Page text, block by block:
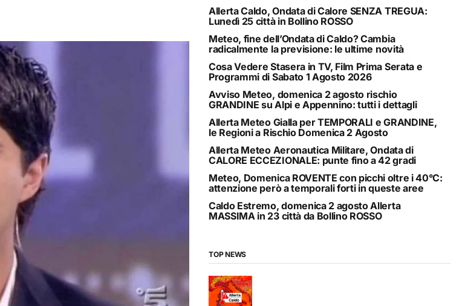
Allerta Caldo, Ondata di Calore SENZA TREGUA:
Lunedì 25 città in Bollino ROSSO
Meteo, fine dell’Ondata di Caldo? Cambia
radicalmente la previsione: le ultime novità
Cosa Vedere Stasera in TV, Film Prima Serata e
Programmi di Sabato 1 Agosto 2026
Avviso Meteo, domenica 2 agosto rischio
GRANDINE su Alpi e Appennino: tutti i dettagli
Allerta Meteo Gialla per TEMPORALI e GRANDINE,
le Regioni a Rischio Domenica 2 Agosto
Allerta Meteo Aeronautica Militare, Ondata di
CALORE ECCEZIONALE: punte fino a 42 gradi
Meteo, Domenica ROVENTE con picchi oltre i 40°C:
attenzione però a temporali forti in queste aree
Caldo Estremo, domenica 2 agosto Allerta
MASSIMA in 23 città da Bollino ROSSO
TOP NEWS